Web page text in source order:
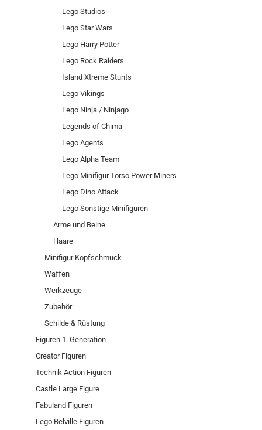
Lego Studios
Lego Star Wars
Lego Harry Potter
Lego Rock Raiders
Island Xtreme Stunts
Lego Vikings
Lego Ninja / Ninjago
Legends of Chima
Lego Agents
Lego Alpha Team
Lego Minifigur Torso Power Miners
Lego Dino Attack
Lego Sonstige Minifiguren
Arme und Beine
Haare
Minifigur Kopfschmuck
Waffen
Werkzeuge
Zubehör
Schilde & Rüstung
Figuren 1. Generation
Creator Figuren
Technik Action Figuren
Castle Large Figure
Fabuland Figuren
Lego Belville Figuren